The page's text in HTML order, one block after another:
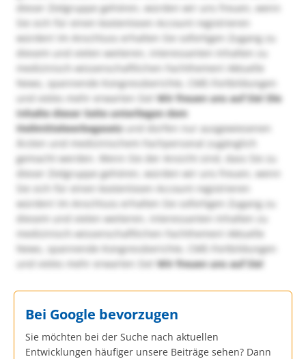
dieser Zielgruppe gehören, würden wir uns freuen, wenn
Sie sich für einen kostenlosen Account registrieren
würden! Im Anschluss erhalten Sie sofortigen Zugang zu
diesem und vielen weiteren, interessanten Inhalten zu
medizinisch-wissenschaftlichen Fachthemen! Aktuelle
News, spannende Kongressberichte, CME-Fortbildungen
und vieles mehr erwarten Sie!Wir freuen uns auf Sie! Die
Inhalte dieser Seite unterliegen dem
Heilmittelwerbegesetzund dürfen nur ausgewiesenen
Ärzten und medizinischem Fachpersonal zugänglich
gemacht werden. Wenn Sie der Ansicht sind, dass Sie zu
dieser Zielgruppe gehören, würden wir uns freuen, wenn
Sie sich für einen kostenlosen Account registrieren
würden! Im Anschluss erhalten Sie sofortigen Zugang zu
diesem und vielen weiteren, interessanten Inhalten zu
medizinisch-wissenschaftlichen Fachthemen! Aktuelle
News, spannende Kongressberichte, CME-Fortbildungen
und vieles mehr erwarten Sie!Wir freuen uns auf Sie!
Bei Google bevorzugen
Sie möchten bei der Suche nach aktuellen
Entwicklungen häufiger unsere Beiträge sehen? Dann